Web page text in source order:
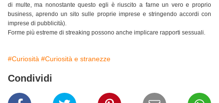
di multe, ma nonostante questo egli è riuscito a farne un vero e proprio
business, aprendo un sito sulle proprie imprese e stringendo accordi con
imprese di pubblicità).
Forme più estreme di streaking possono anche implicare rapporti sessuali.
#Curiosità #Curiosità e stranezze
Condividi